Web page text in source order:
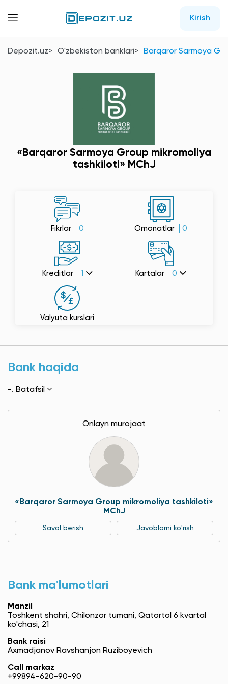
Kirish
Depozit.uz O'zbekiston banklari Barqaror Sarmoya
«Barqaror Sarmoya Group mikromoliya
tashkiloti» MChJ
Fikrlar 0 Omonatlar 0
Kreditlar 1 Kartalar 0
Valyuta kurslari
Bank haqida
-. Batafsil
Onlayn murojaat
«Barqaror Sarmoya Group mikromoliya tashkiloti»
MChJ
Savol berish Javoblarni ko'rish
Bank ma'lumotlari
Manzil
Toshkent shahri, Chilonzor tumani, Qatortol 6 kvartal
ko'chasi, 21
Bank raisi
Axmadjanov Ravshanjon Ruziboyevich
Call markaz
+99894-620-90-90